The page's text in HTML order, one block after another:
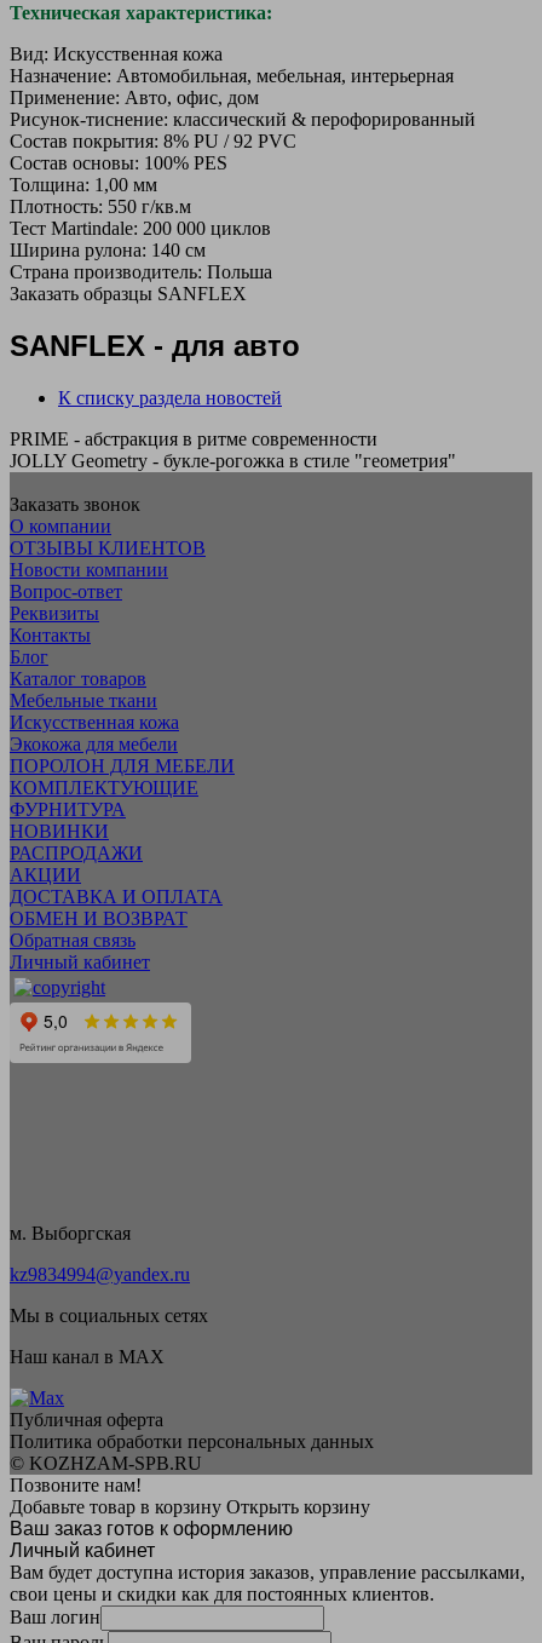
Техническая характеристика:
Вид: Искусственная кожа
Назначение: Автомобильная, мебельная, интерьерная
Применение: Авто, офис, дом
Рисунок-тиснение: классический & перофорированный
Состав покрытия: 8% PU / 92 PVC
Состав основы: 100% PES
Толщина: 1,00 мм
Плотность: 550 г/кв.м
Тест Martindale: 200 000 циклов
Ширина рулона: 140 см
Страна производитель: Польша
Заказать образцы SANFLEX
SANFLEX - для авто
К списку раздела новостей
PRIME - абстракция в ритме современности
JOLLY Geometry - букле-рогожка в стиле "геометрия"
Заказать звонок
О компании
ОТЗЫВЫ КЛИЕНТОВ
Новости компании
Вопрос-ответ
Реквизиты
Контакты
Блог
Каталог товаров
Мебельные ткани
Искусcтвенная кожа
Экокожа для мебели
ПОРОЛОН ДЛЯ МЕБЕЛИ
КОМПЛЕКТУЮЩИЕ
ФУРНИТУРА
НОВИНКИ
РАСПРОДАЖИ
АКЦИИ
ДОСТАВКА И ОПЛАТА
ОБМЕН И ВОЗВРАТ
Обратная связь
Личный кабинет
м. Выборгская
kz9834994@yandex.ru
Мы в социальных сетях
Наш канал в MAX
Публичная оферта
Политика обработки персональных данных
© KOZHZAM-SPB.RU
Позвоните нам!
Добавьте товар в корзину Открыть корзину
Ваш заказ готов к оформлению
Личный кабинет
Вам будет доступна история заказов, управление рассылками,
свои цены и скидки как для постоянных клиентов.
Ваш логин